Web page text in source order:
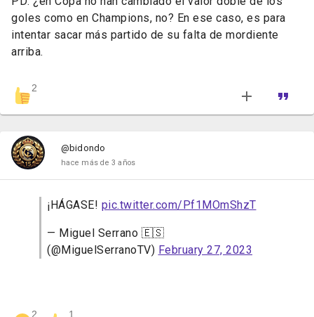
goles como en Champions, no? En ese caso, es para
intentar sacar más partido de su falta de mordiente
arriba.
2
@bidondo
hace más de 3 años
¡HÁGASE! pic.twitter.com/Pf1MOmShzT
— Miguel Serrano 🇪🇸
(@MiguelSerranoTV) February 27, 2023
2 1